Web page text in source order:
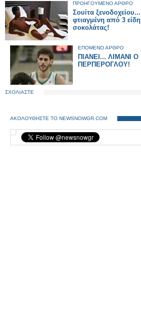
ΠΡΟΗΓΟΥΜΕΝΟ ΑΡΘΡΟ
Σουίτα ξενοδοχείου...
φτιαγμένη από 3 είδη
σοκολάτας!
ΕΠΟΜΕΝΟ ΑΡΘΡΟ
ΠΙΑΝΕΙ... ΛΙΜΑΝΙ Ο
ΠΕΡΠΕΡΟΓΛΟΥ!
ΣΧΟΛΙΑΣΤΕ
ΑΚΟΛΟΥΘΗΣΤΕ ΤΟ NEWSNOWGR.COM